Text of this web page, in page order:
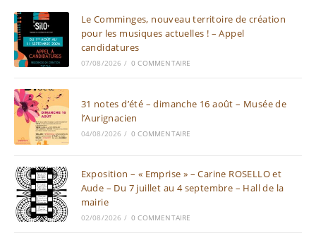
Le Comminges, nouveau territoire de création
pour les musiques actuelles ! – Appel
candidatures
07/08/2026 / 0 COMMENTAIRE
31 notes d’été – dimanche 16 août – Musée de
l’Aurignacien
04/08/2026 / 0 COMMENTAIRE
Exposition – « Emprise » – Carine ROSELLO et
Aude – Du 7 juillet au 4 septembre – Hall de la
mairie
02/08/2026 / 0 COMMENTAIRE